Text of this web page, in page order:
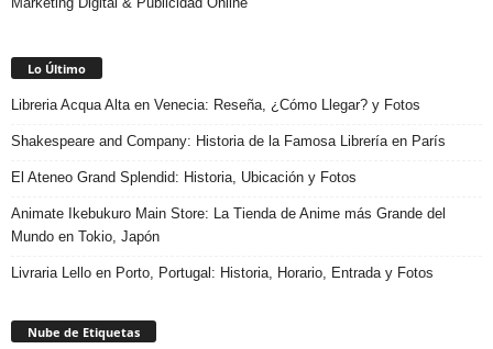
Lo Último
Libreria Acqua Alta en Venecia: Reseña, ¿Cómo Llegar? y Fotos
Shakespeare and Company: Historia de la Famosa Librería en París
El Ateneo Grand Splendid: Historia, Ubicación y Fotos
Animate Ikebukuro Main Store: La Tienda de Anime más Grande del
Mundo en Tokio, Japón
Livraria Lello en Porto, Portugal: Historia, Horario, Entrada y Fotos
Nube de Etiquetas